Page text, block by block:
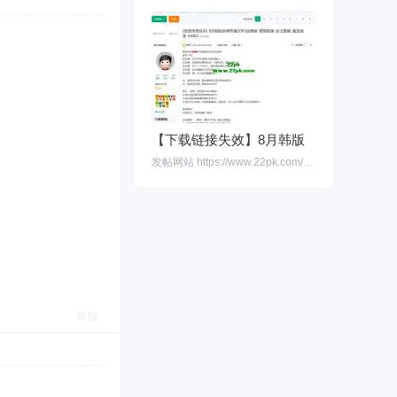
【下载链接失效】8月韩版
发帖网站 https://www.22pk.com/forum.php?mod=viewthread&tid=1074&highlight=%E6%8